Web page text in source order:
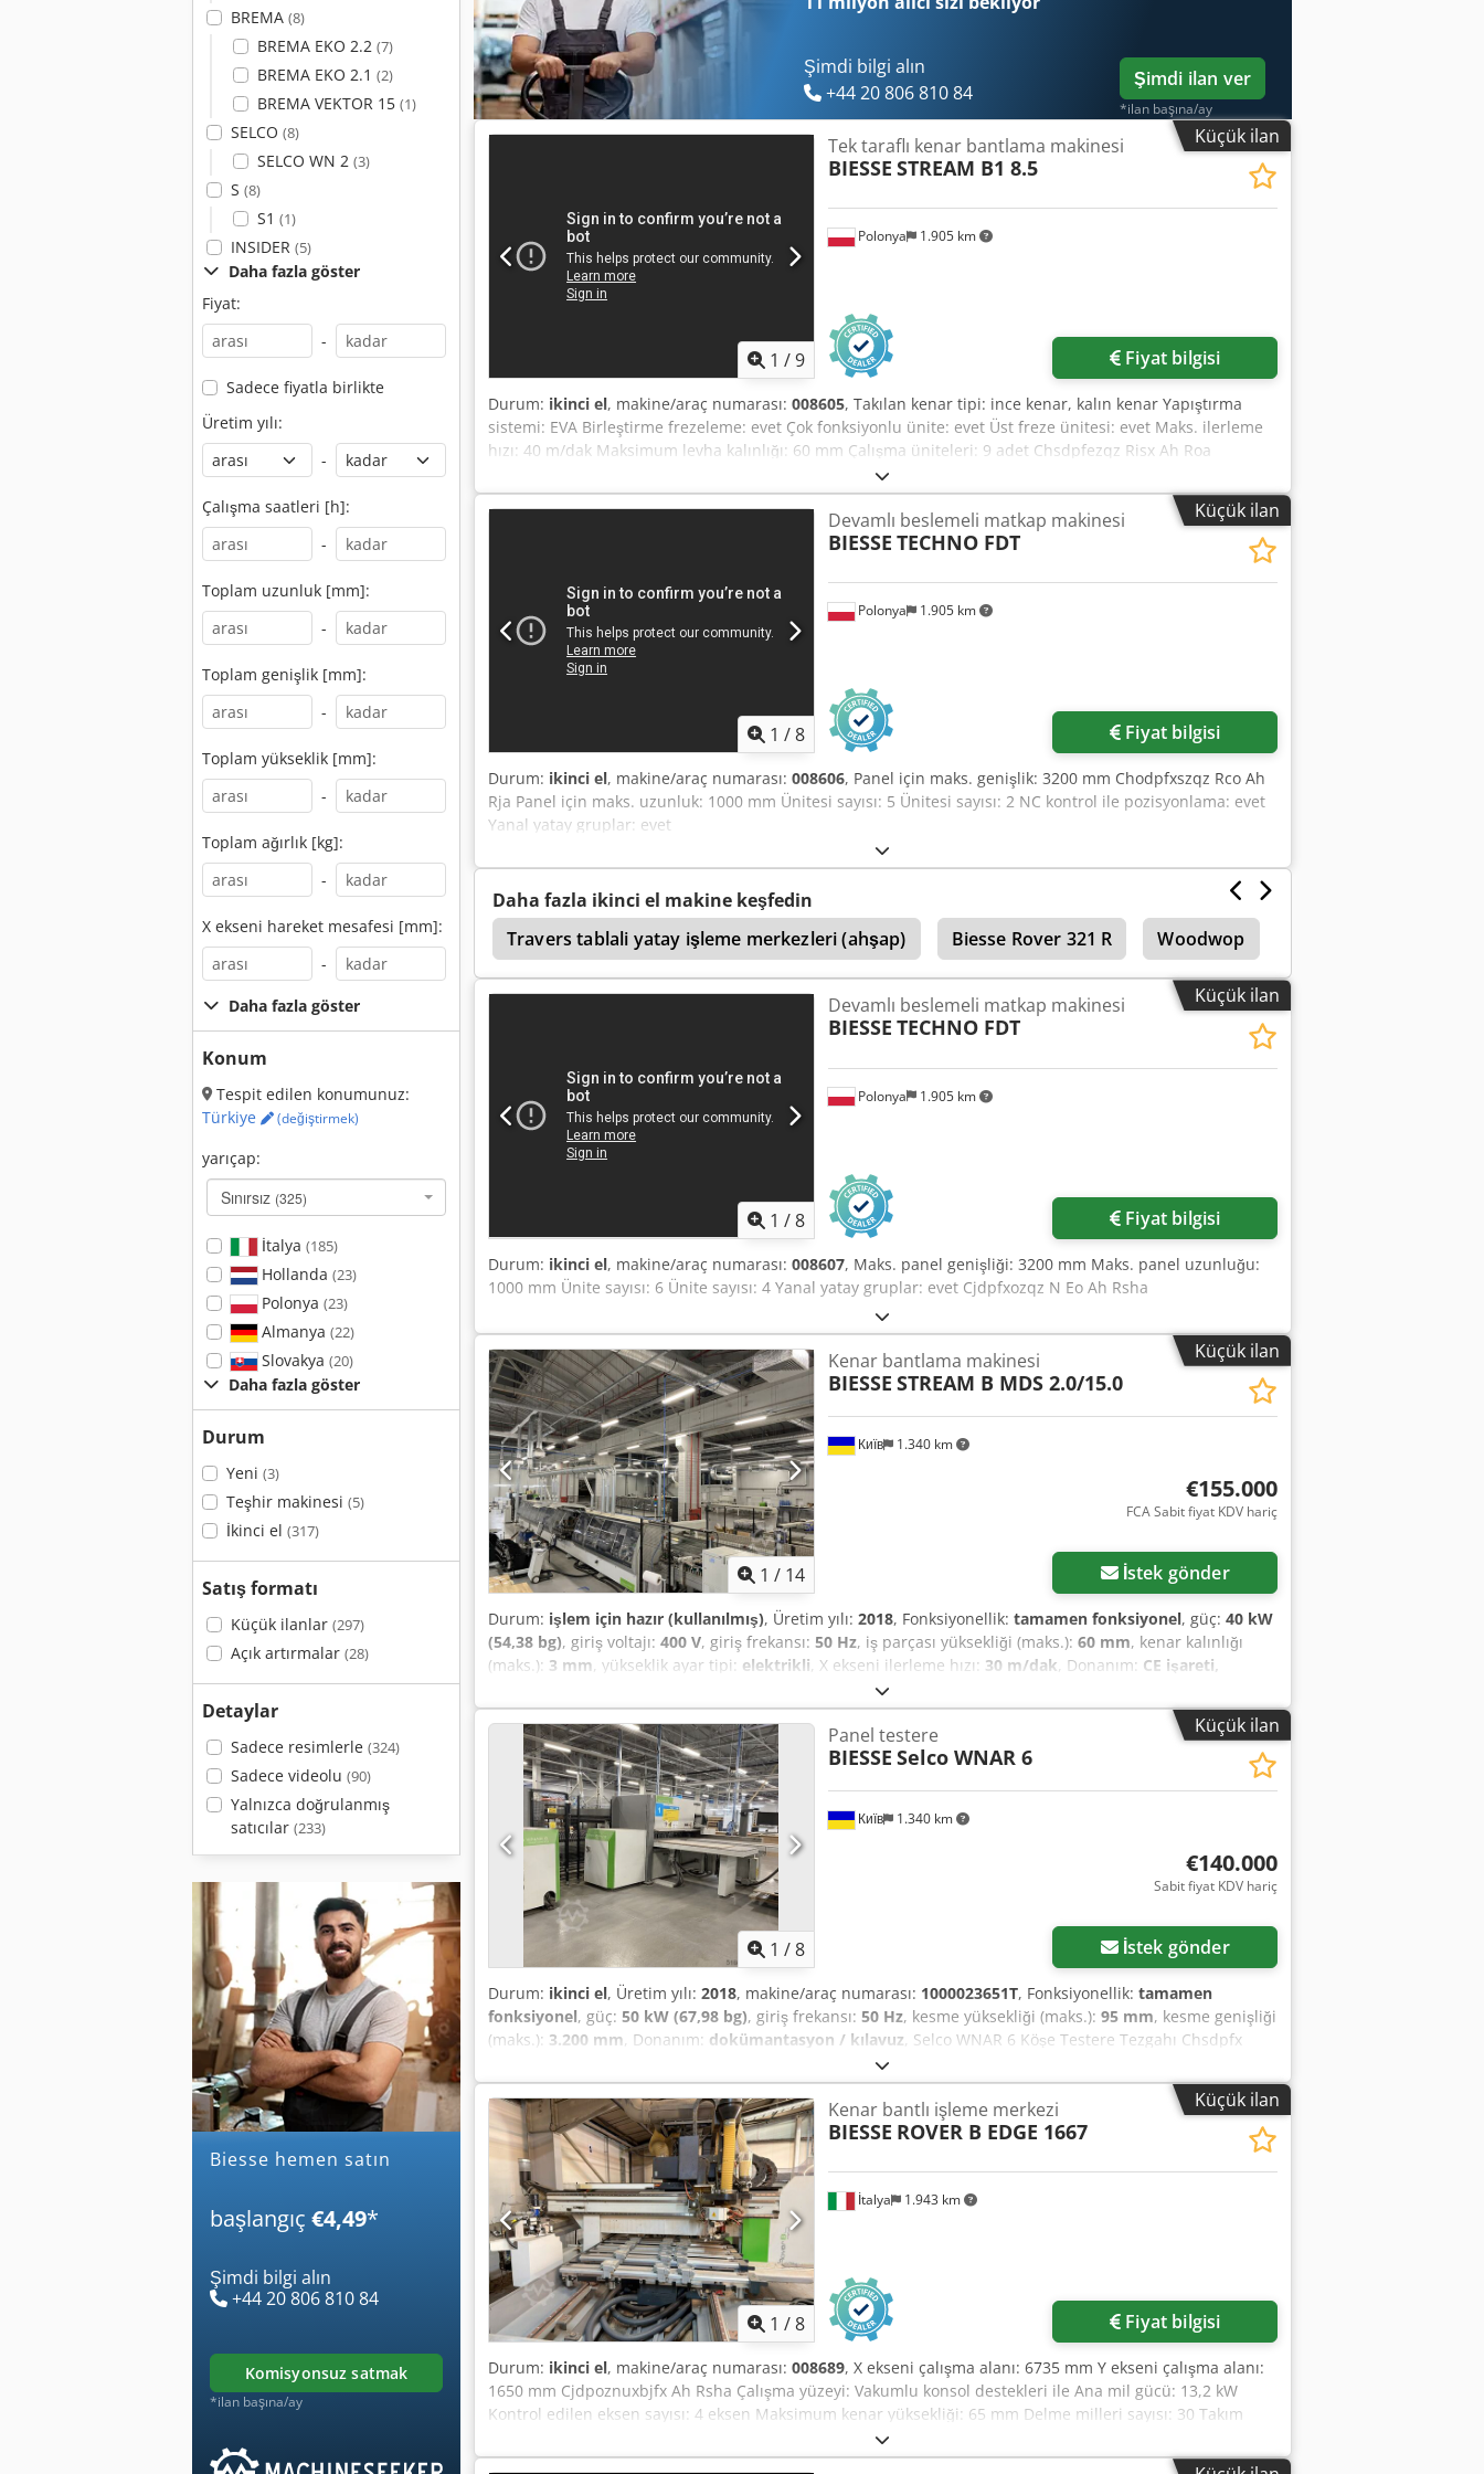
BREMA (8)
BREMA EKO 2.2 (7)
BREMA EKO 2.1 (2)
BREMA VEKTOR 15 (1)
SELCO (8)
SELCO WN 2 (3)
S (8)
S1 (1)
INSIDER (5)
Daha fazla göster
Fiyat:
-
Sadece fiyatla birlikte
Üretim yılı:
-
Çalışma saatleri [h]:
-
Toplam uzunluk [mm]:
-
Toplam genişlik [mm]:
-
Toplam yükseklik [mm]:
-
Toplam ağırlık [kg]:
-
X ekseni hareket mesafesi [mm]:
-
Daha fazla göster
Konum
Tespit edilen konumunuz:
Türkiye
(değiştirmek)
yarıçap:
Sınırsız (325)
İtalya (185)
Hollanda (23)
Polonya (23)
Almanya (22)
Slovakya (20)
Daha fazla göster
Durum
Yeni (3)
Teşhir makinesi (5)
İkinci el (317)
Satış formatı
Küçük ilanlar (297)
Açık artırmalar (28)
Detaylar
Sadece resimlerle (324)
Sadece videolu (90)
Yalnızca doğrulanmış
satıcılar (233)
biesse hemen satın
başlangıç €4,49*
Şimdi bilgi alın
+44 20 806 810 84
komisyonsuz satmak
*ilan başına/ay
Şimdi bilgi alın
+44 20 806 810 84
Şimdi ilan ver
*ilan başına/ay
Küçük ilan
1 /9
Polonya 1.905 km
Tek taraflı kenar bantlama makinesi
BIESSE STREAM B1 8.5
Fiyat bilgisi
Durum: ikinci el, makine/araç numarası: 008605, Takılan kenar tipi: ince kenar, kalın kenar Yapıştırma
sistemi: EVA Birleştirme frezeleme: evet Çok fonksiyonlu ünite: evet Üst freze ünitesi: evet Maks. ilerleme
hızı: 40 m/dak Maksimum levha kalınlığı: 60 mm Çalışma üniteleri: 9 adet Chsdpfezqz Risx Ah Roa
Küçük ilan
1 /8
Polonya 1.905 km
Devamlı beslemeli matkap makinesi
BIESSE TECHNO FDT
Fiyat bilgisi
Durum: ikinci el, makine/araç numarası: 008606, Panel için maks. genişlik: 3200 mm Chodpfxszqz Rco Ah
Rja Panel için maks. uzunluk: 1000 mm Ünitesi sayısı: 5 Ünitesi sayısı: 2 NC kontrol ile pozisyonlama: evet
Yanal yatay gruplar: evet
Daha fazla ikinci el makine keşfedin
Travers tablali yatay işleme merkezleri (ahşap)
Biesse Rover 321 R Woodwop
Bantlama Makinesi Bantlama
Küçük ilan
1 /8
Polonya 1.905 km
Devamlı beslemeli matkap makinesi
BIESSE TECHNO FDT
Fiyat bilgisi
Durum: ikinci el, makine/araç numarası: 008607, Maks. panel genişliği: 3200 mm Maks. panel uzunluğu:
1000 mm Ünite sayısı: 6 Ünite sayısı: 4 Yanal yatay gruplar: evet Cjdpfxozqz N Eo Ah Rsha
Küçük ilan
1 / 14
Київ 1.340 km
Kenar bantlama makinesi
BIESSE STREAM B MDS 2.0/15.0
€155.000
FCA Sabit fiyat KDV hariç
İstek gönder
Durum: işlem için hazır (kullanılmış), Üretim yılı: 2018, Fonksiyonellik: tamamen fonksiyonel, güç: 40 kW
(54,38 bg), giriş voltajı: 400 V, giriş frekansı: 50 Hz, iş parçası yüksekliği (maks.): 60 mm, kenar kalınlığı
(maks.): 3 mm, yükseklik ayar tipi: elektrikli, X ekseni ilerleme hızı: 30 m/dak, Donanım: CE işareti,
, Biesse STREAM B MDS 2.0/15.0 Chodpfx Ahsyu S Iuj Roa
Küçük ilan
1 /8
Київ 1.340 km
Panel testere
BIESSE Selco WNAR 6
€140.000
Sabit fiyat KDV hariç
İstek gönder
Durum: ikinci el, Üretim yılı: 2018, makine/araç numarası: 1000023651T, Fonksiyonellik: tamamen
fonksiyonel, güç: 50 kW (67,98 bg), giriş frekansı: 50 Hz, kesme yüksekliği (maks.): 95 mm, kesme genişliği
(maks.): 3.200 mm, Donanım: dokümantasyon / kılavuz, Selco WNAR 6 Köşe Testere Tezgahı Chsdpfx
Küçük ilan
1 /8
İtalya 1.943 km
Kenar bantlı işleme merkezi
BIESSE ROVER B EDGE 1667
Fiyat bilgisi
Durum: ikinci el, makine/araç numarası: 008689, X ekseni çalışma alanı: 6735 mm Y ekseni çalışma alanı:
1650 mm Cjdpoznuxbjfx Ah Rsha Çalışma yüzeyi: Vakumlu konsol destekleri ile Ana mil gücü: 13,2 kW
Kontrol edilen eksen sayısı: 4 eksen Maksimum kenar yüksekliği: 65 mm Delme milleri sayısı: 30 Takım